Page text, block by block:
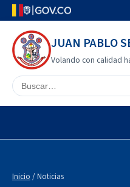
JUAN PABLO
Volando con calidad
Buscar en el sitio
Inicio / Noticias